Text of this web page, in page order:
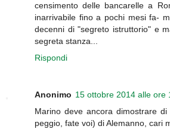
censimento delle bancarelle a
inarrivabile fino a pochi mesi fa-
decenni di "segreto istruttorio" e
segreta stanza...
Rispondi
Anonimo 15 ottobre 2014 alle ore
Marino deve ancora dimostrare
peggio, fate voi) di Alemanno, cari